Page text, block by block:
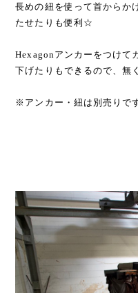
長めの紐を使って首からか
たせたりも便利☆
Hexagonアンカーをつけて
下げたりもできるので、無
※アンカー・紐は別売りです